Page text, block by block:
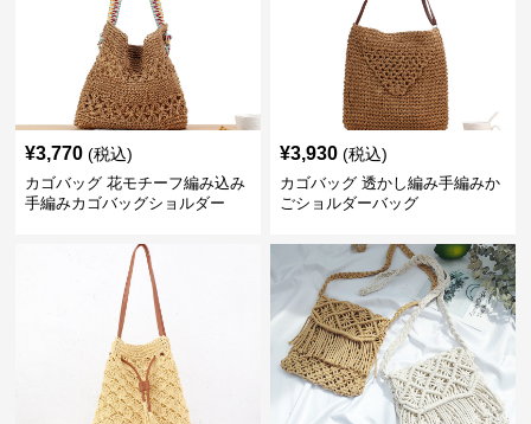
¥3,770 (税込)
カゴバッグ 花モチーフ編み込み
手編みカゴバッグショルダー
¥3,930 (税込)
カゴバッグ 透かし編み手編みか
ごショルダーバッグ